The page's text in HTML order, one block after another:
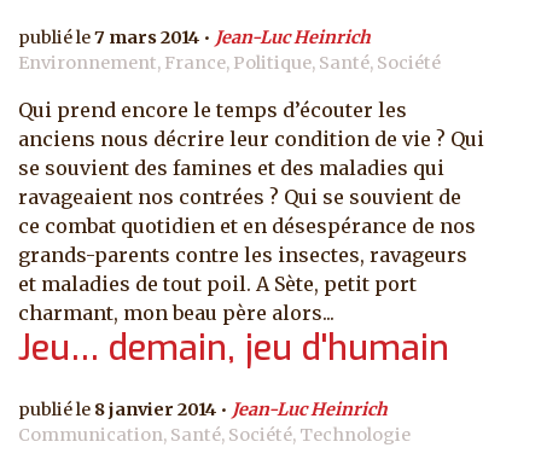
7 mars 2014
Jean-Luc Heinrich
Environnement, France, Politique, Santé, Société
Qui prend encore le temps d’écouter les
anciens nous décrire leur condition de vie ? Qui
se souvient des famines et des maladies qui
ravageaient nos contrées ? Qui se souvient de
ce combat quotidien et en désespérance de nos
grands-parents contre les insectes, ravageurs
et maladies de tout poil. A Sète, petit port
charmant, mon beau père alors...
Jeu… demain, jeu d'humain
8 janvier 2014
Jean-Luc Heinrich
Communication, Santé, Société, Technologie